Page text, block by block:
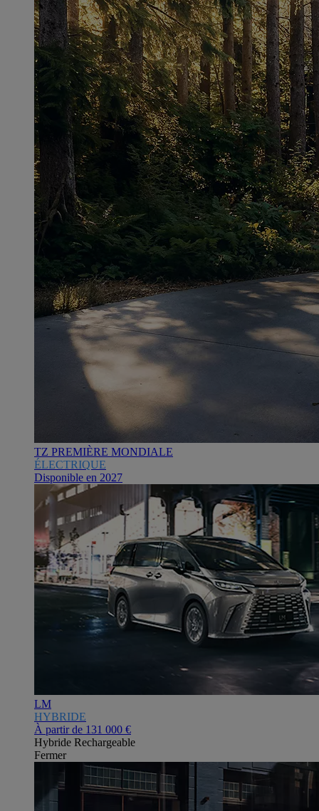
TZ PREMIÈRE MONDIALE
ÉLECTRIQUE
Disponible en 2027
LM
HYBRIDE
À partir de 131 000 €
Hybride Rechargeable
Fermer